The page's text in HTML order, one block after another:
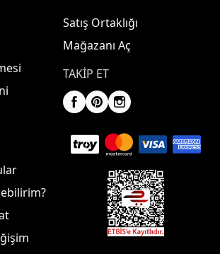
Satış Ortaklığı
Mağazanı Aç
TAKIP ET